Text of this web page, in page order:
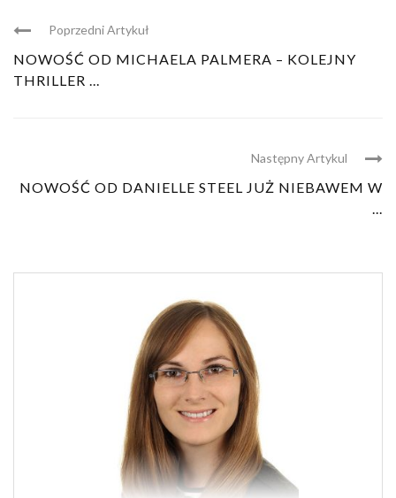
Poprzedni Artykuł
NOWOŚĆ OD MICHAELA PALMERA – KOLEJNY
THRILLER ...
Następny Artykul
NOWOŚĆ OD DANIELLE STEEL JUŻ NIEBAWEM W